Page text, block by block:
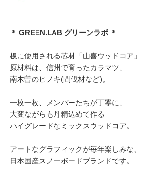
＊ GREEN.LAB グリーンラボ ＊
板に使用される芯材「山喜ウッドコア」
原材料は、信州で育ったカラマツ、
南木曽のヒノキ(間伐材など)。
一枚一枚、メンバーたちが丁寧に、
大変ながらも丹精込めて作る
ハイグレードなミックスウッドコア。
アートなグラフィックが毎年楽しみな、
日本国産スノーボードブランドです。